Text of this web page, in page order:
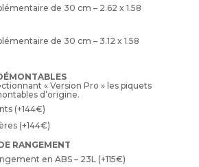
de 30 cm – 2.62 x 1.58
de 30 cm – 3.12 x 1.58
« Version Pro » les piquets
d’origine.
(+144€)
(+144€)
RANGEMENT
en ABS – 23L (+115€)